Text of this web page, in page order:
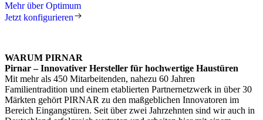
Mehr über Optimum
Jetzt konfigurieren
WARUM PIRNAR
Pirnar – Innovativer Hersteller für hochwertige Haustüren
Mit mehr als 450 Mitarbeitenden, nahezu 60 Jahren
Familientradition und einem etablierten Partnernetzwerk in über 30
Märkten gehört PIRNAR zu den maßgeblichen Innovatoren im
Bereich Eingangstüren. Seit über zwei Jahrzehnten sind wir auch in